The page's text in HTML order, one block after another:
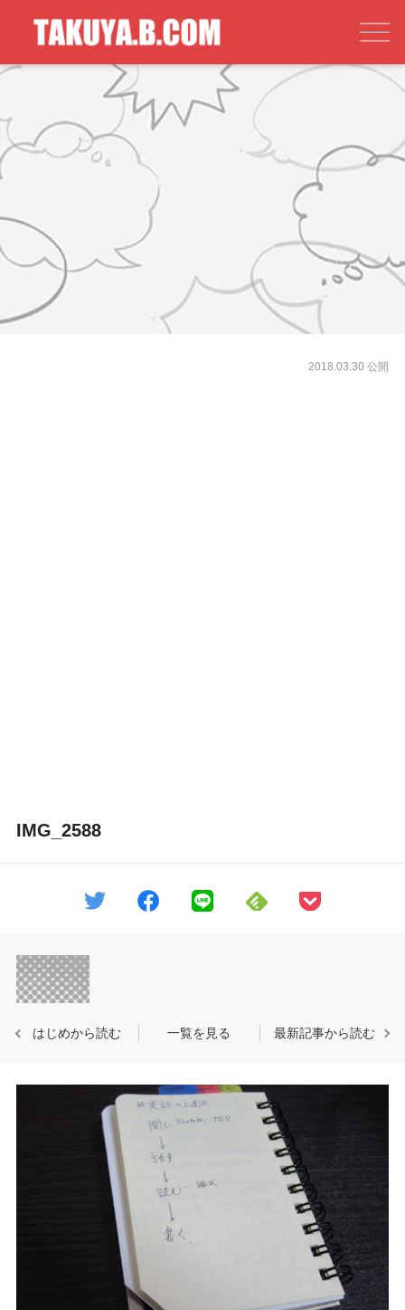
2018.03.30 公開
IMG_2588
はじめから読む 一覧を見る 最新記事から読む